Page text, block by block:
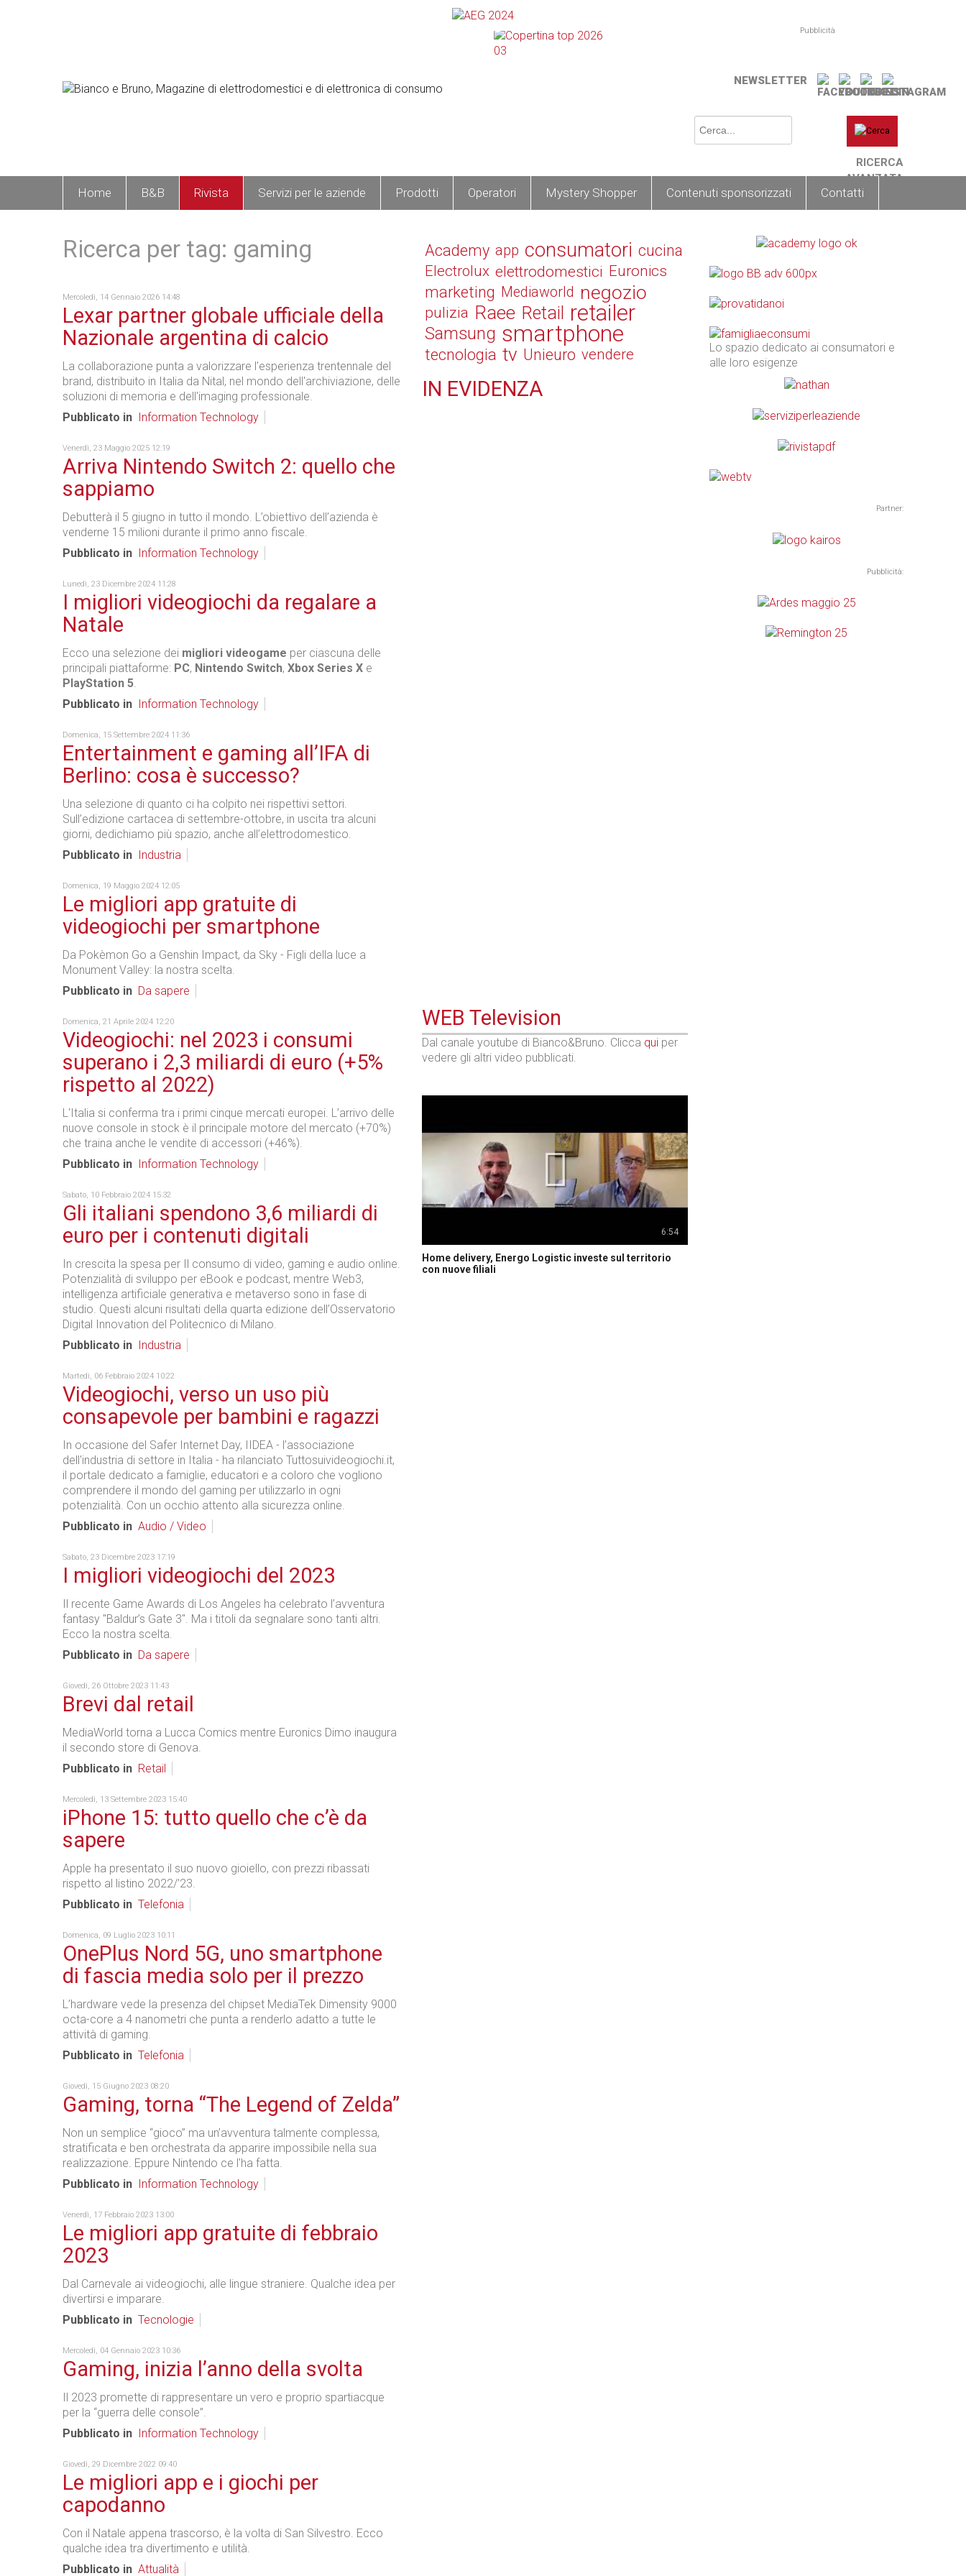
Pubblicità
NEWSLETTER
RICERCA
AVANZATA
Home B&B Rivista Servizi per le aziende Prodotti Operatori Mystery Shopper Contenuti sponsorizzati Contatti
Ricerca per tag: gaming
Mercoledì, 14 Gennaio 2026 14:48
Lexar partner globale ufficiale della
Nazionale argentina di calcio
La collaborazione punta a valorizzare l'esperienza trentennale del
brand, distribuito in Italia da Nital, nel mondo dell'archiviazione, delle
soluzioni di memoria e dell'imaging professionale.
Pubblicato in
Information Technology
Venerdì, 23 Maggio 2025 12:19
Arriva Nintendo Switch 2: quello che
sappiamo
Debutterà il 5 giugno in tutto il mondo. L’obiettivo dell’azienda è
venderne 15 milioni durante il primo anno fiscale.
Pubblicato in
Information Technology
Lunedì, 23 Dicembre 2024 11:28
I migliori videogiochi da regalare a
Natale
Ecco una selezione dei migliori videogame per ciascuna delle
principali piattaforme: PC, Nintendo Switch, Xbox Series X e
PlayStation 5.
Pubblicato in
Information Technology
Domenica, 15 Settembre 2024 11:36
Entertainment e gaming all’IFA di
Berlino: cosa è successo?
Una selezione di quanto ci ha colpito nei rispettivi settori.
Sull’edizione cartacea di settembre-ottobre, in uscita tra alcuni
giorni, dedichiamo più spazio, anche all’elettrodomestico.
Pubblicato in
Industria
Domenica, 19 Maggio 2024 12:05
Le migliori app gratuite di
videogiochi per smartphone
Da Pokèmon Go a Genshin Impact, da Sky - Figli della luce a
Monument Valley: la nostra scelta.
Pubblicato in Da sapere
Domenica, 21 Aprile 2024 12:20
Videogiochi: nel 2023 i consumi
superano i 2,3 miliardi di euro (+5%
rispetto al 2022)
L'Italia si conferma tra i primi cinque mercati europei. L’arrivo delle
nuove console in stock è il principale motore del mercato (+70%)
che traina anche le vendite di accessori (+46%).
Pubblicato in
Information Technology
Sabato, 10 Febbraio 2024 15:32
Gli italiani spendono 3,6 miliardi di
euro per i contenuti digitali
In crescita la spesa per Il consumo di video, gaming e audio online.
Potenzialità di sviluppo per eBook e podcast, mentre Web3,
intelligenza artificiale generativa e metaverso sono in fase di
studio. Questi alcuni risultati della quarta edizione dell’Osservatorio
Digital Innovation del Politecnico di Milano.
Pubblicato in
Industria
Martedì, 06 Febbraio 2024 10:22
Videogiochi, verso un uso più
consapevole per bambini e ragazzi
In occasione del Safer Internet Day, IIDEA - l’associazione
dell'industria di settore in Italia - ha rilanciato Tuttosuivideogiochi.it,
il portale dedicato a famiglie, educatori e a coloro che vogliono
comprendere il mondo del gaming per utilizzarlo in ogni
potenzialità. Con un occhio attento alla sicurezza online.
Pubblicato in Audio / Video
Sabato, 23 Dicembre 2023 17:19
I migliori videogiochi del 2023
Il recente Game Awards di Los Angeles ha celebrato l’avventura
fantasy "Baldur’s Gate 3". Ma i titoli da segnalare sono tanti altri.
Ecco la nostra scelta.
Pubblicato in Da sapere
Giovedì, 26 Ottobre 2023 11:43
Brevi dal retail
MediaWorld torna a Lucca Comics mentre Euronics Dimo inaugura
il secondo store di Genova.
Pubblicato in Retail
Mercoledì, 13 Settembre 2023 15:40
iPhone 15: tutto quello che c’è da
sapere
Apple ha presentato il suo nuovo gioiello, con prezzi ribassati
rispetto al listino 2022/’23.
Pubblicato in Telefonia
Domenica, 09 Luglio 2023 10:11
OnePlus Nord 5G, uno smartphone
di fascia media solo per il prezzo
L’hardware vede la presenza del chipset MediaTek Dimensity 9000
octa-core a 4 nanometri che punta a renderlo adatto a tutte le
attività di gaming.
Pubblicato in Telefonia
Giovedì, 15 Giugno 2023 08:20
Gaming, torna “The Legend of Zelda”
Non un semplice “gioco” ma un’avventura talmente complessa,
stratificata e ben orchestrata da apparire impossibile nella sua
realizzazione. Eppure Nintendo ce l'ha fatta.
Pubblicato in
Information Technology
Venerdì, 17 Febbraio 2023 13:00
Le migliori app gratuite di febbraio
2023
Dal Carnevale ai videogiochi, alle lingue straniere. Qualche idea per
divertirsi e imparare.
Pubblicato in Tecnologie
Mercoledì, 04 Gennaio 2023 10:36
Gaming, inizia l’anno della svolta
Il 2023 promette di rappresentare un vero e proprio spartiacque
per la “guerra delle console”.
Pubblicato in
Information Technology
Giovedì, 29 Dicembre 2022 09:40
Le migliori app e i giochi per
capodanno
Con il Natale appena trascorso, è la volta di San Silvestro. Ecco
qualche idea tra divertimento e utilità.
Pubblicato in Attualità
Academy app consumatori cucina
Electrolux elettrodomestici Euronics
marketing Mediaworld negozio
pulizia Raee Retail retailer
Samsung smartphone
tecnologia tv Unieuro vendere
IN EVIDENZA
WEB Television
Dal canale youtube di Bianco&Bruno. Clicca qui per
vedere gli altri video pubblicati.
6:54
Home delivery, Energo Logistic investe sul territorio
con nuove filiali
Lo spazio dedicato ai consumatori e
alle loro esigenze
Partner:
Pubblicità: